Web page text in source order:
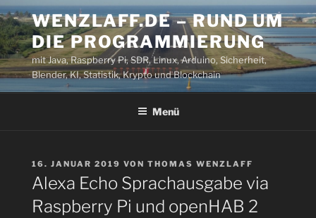
Zum
Inhalt
springen
WENZLAFF.DE – RUND UM
DIE PROGRAMMIERUNG
mit Java, Raspberry Pi, SDR, Linux, Arduino, Sicherheit,
Blender, KI, Statistik, Krypto und Blockchain
Menü
VERÖFFENTLICHT
AM
16. JANUAR 2019 VON THOMAS WENZLAFF
Alexa Echo Sprachausgabe via
Raspberry Pi und openHAB 2